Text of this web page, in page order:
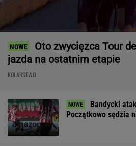
Oto zwycięzca Tour
jazda na ostatnim etapie
KOLARSTWO
Bandycki
Początkowo sędzia